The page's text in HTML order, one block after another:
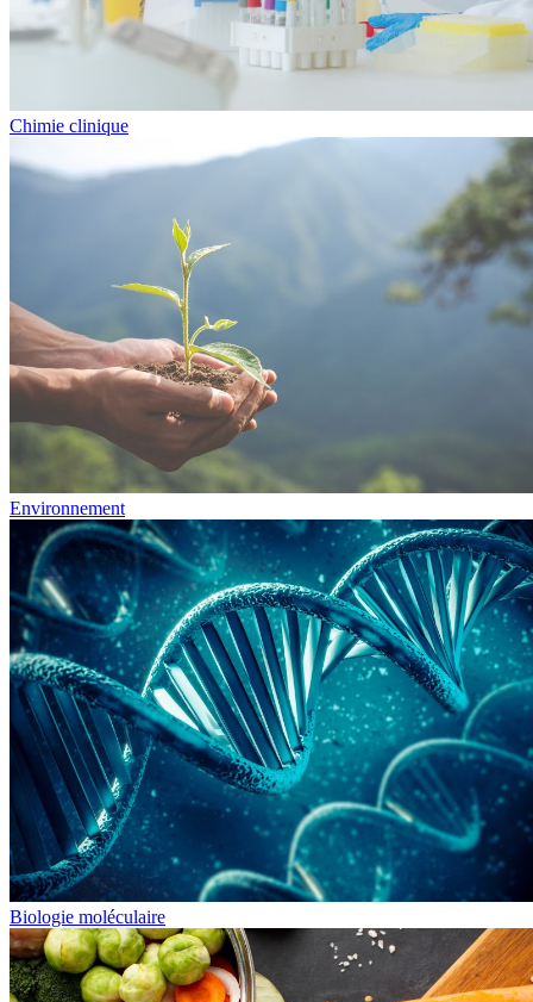
Chimie clinique
Environnement
Biologie moléculaire